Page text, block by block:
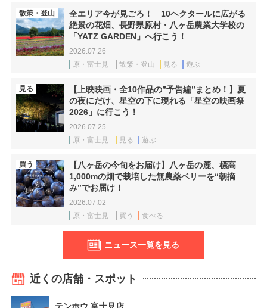
散策・登山
全エリア今が見ごろ！ 10ヘクタールに広がる
絶景の花畑、長野県原村・八ヶ岳農業大学校の
「YATZ GARDEN」へ行こう！
2026.07.26
原・富士見
散策・登山 見る 遊ぶ
見る
【上映映画・全10作品の”予告編”まとめ！】夏
の夜にだけ、星空の下に現れる「星空の映画祭
2026」に行こう！
2026.07.25
原・富士見
見る 遊ぶ
買う
【八ヶ岳の今旬をお届け】八ヶ岳の麓、標高
1,000mの畑で栽培した無農薬ベリーを“朝摘
み”でお届け！
2026.07.02
原・富士見
買う 食べる
ニュース一覧を見る
近くの店舗・スポット